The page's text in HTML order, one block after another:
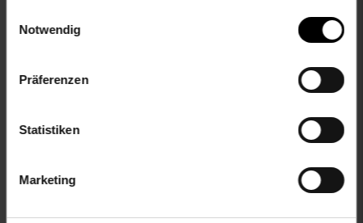
Notwendig
Präferenzen
Statistiken
Marketing
Enthält nicht textile Teile tierischen Ursprungs: nein
Elektroprodukt: ja
Industex S. L. | Av. dels Països Catalans, 34, 8a planta,
08950 Esplugues de Llobregat, Barcelona, Spanien |
Warnhinweise: Nicht für Kinder unter 36 Monaten
geeignet. Erstickungsgefahr aufgrund verschluckbarer